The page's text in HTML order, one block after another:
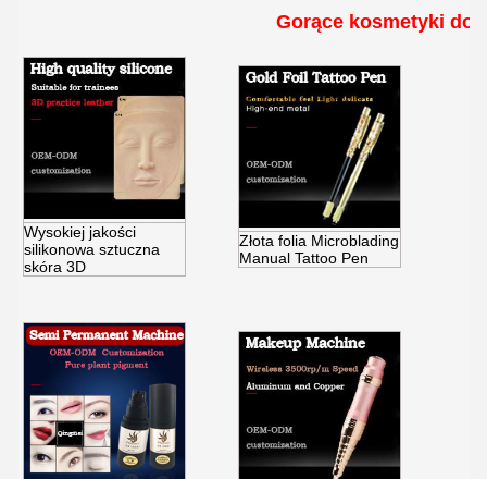
Gorące kosmetyki do
Wysokiej jakości
silikonowa sztuczna
skóra 3D
Złota folia Microblading
Manual Tattoo Pen